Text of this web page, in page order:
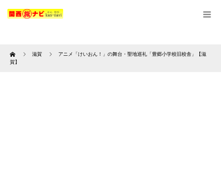
Home 滋賀
アニメ「けいおん！」の舞台・聖地巡礼「豊郷小学校旧校舎」【滋
賀】